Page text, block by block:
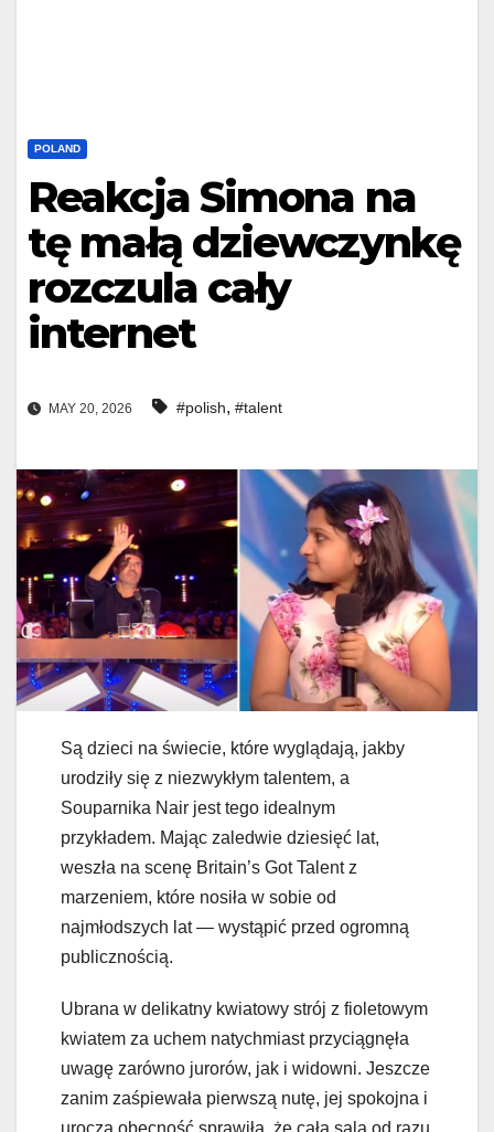
POLAND
Reakcja Simona na
tę małą dziewczynkę
rozczula cały
internet
MAY 20, 2026 #polish, #talent
Są dzieci na świecie, które wyglądają, jakby
urodziły się z niezwykłym talentem, a
Souparnika Nair jest tego idealnym
przykładem. Mając zaledwie dziesięć lat,
weszła na scenę Britain’s Got Talent z
marzeniem, które nosiła w sobie od
najmłodszych lat — wystąpić przed ogromną
publicznością.
Ubrana w delikatny kwiatowy strój z fioletowym
kwiatem za uchem natychmiast przyciągnęła
uwagę zarówno jurorów, jak i widowni. Jeszcze
zanim zaśpiewała pierwszą nutę, jej spokojna i
urocza obecność sprawiła, że cała sala od razu